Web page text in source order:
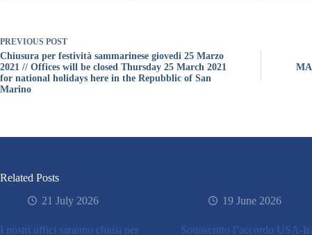
PREVIOUS POST
Chiusura per festività sammarinese giovedi 25 Marzo
2021 // Offices will be closed Thursday 25 March 2021
for national holidays here in the Repubblic of San
Marino
Related Posts
21 July 2026
I nostri uffici saranno chiusi per
19 June 2026
Sottoscritto l’accordo USA-